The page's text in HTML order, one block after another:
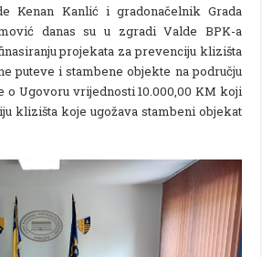
Kenan Kanlić i gradonačelnik Grada
danas su u zgradi Valde BPK-a
projekata za prevenciju klizišta
puteve i stambene objekte na području
o Ugovoru vrijednosti 10.000,00 KM koji
klizišta koje ugožava stambeni objekat